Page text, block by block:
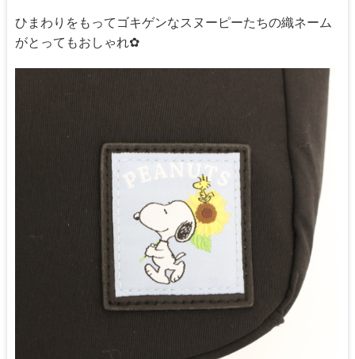
ひまわりをもってゴキゲンなスヌーピーたちの織ネーム
がとってもおしゃれ✿